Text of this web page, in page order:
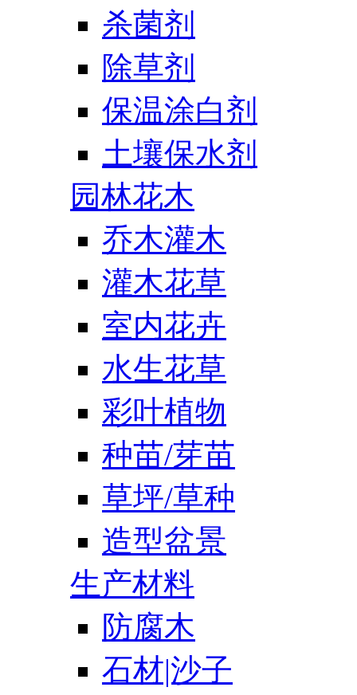
杀菌剂
除草剂
保温涂白剂
土壤保水剂
园林花木
乔木灌木
灌木花草
室内花卉
水生花草
彩叶植物
种苗/芽苗
草坪/草种
造型盆景
生产材料
防腐木
石材|沙子